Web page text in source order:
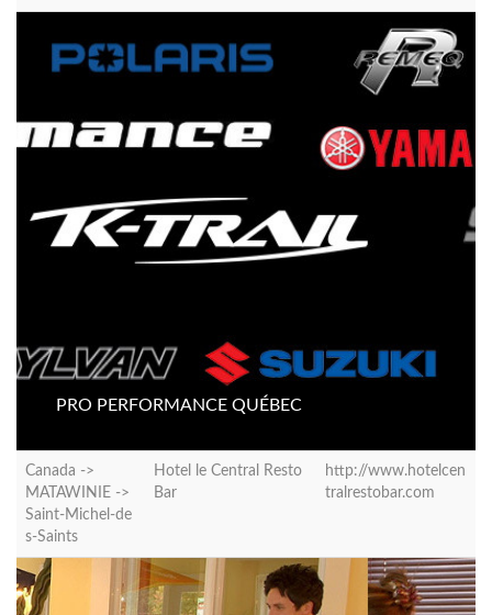
PRO PERFORMANCE QUÉBEC
Canada ->
MATAWINIE ->
Saint-Michel-de
s-Saints
Hotel le Central Resto
Bar
http://www.hotelcen
tralrestobar.com